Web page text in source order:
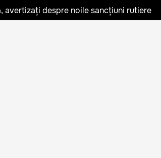
avertizați despre noile sancțiuni rutiere